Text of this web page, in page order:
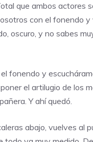
que ambos actores
con el fonendo
oscuro, y no sabes
fonendo y
el artilugio de los
Y ahí quedó.
abajo, vuelves al